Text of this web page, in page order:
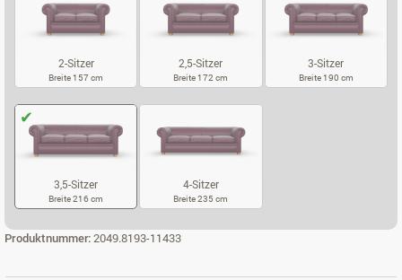
2-Sitzer
Breite 157 cm
2,5-Sitzer
Breite 172 cm
3-Sitzer
Breite 190 cm
3,5-Sitzer
Breite 216 cm
4-Sitzer
Breite 235 cm
Produktnummer:2049.8193-11433